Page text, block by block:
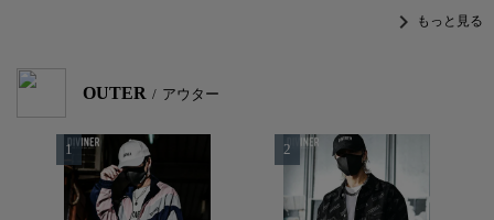
chevron_right もっと見る
OUTER アウター